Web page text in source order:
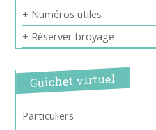
+ Numéros utiles
+ Réserver broyage
Guichet virtuel
Particuliers